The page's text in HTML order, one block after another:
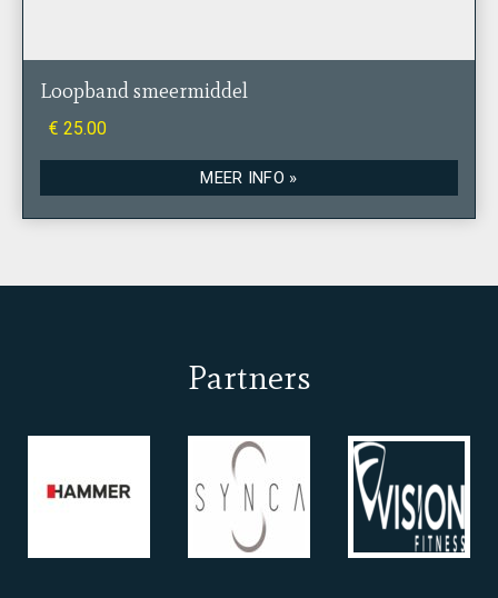
Loopband smeermiddel
€ 25.00
MEER INFO »
Partners